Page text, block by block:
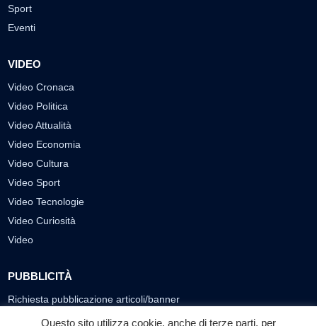
Sport
Eventi
VIDEO
Video Cronaca
Video Politica
Video Attualità
Video Economia
Video Cultura
Video Sport
Video Tecnologie
Video Curiosità
Video
PUBBLICITÀ
Richiesta pubblicazione articoli/banner
Questo sito utilizza cookie, anche di terze parti, per